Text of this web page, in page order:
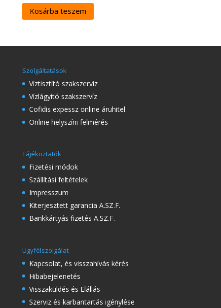
Kosárba teszem
Szolgáltatások
Víztisztító szakszervíz
Vízlágyító szakszervíz
Cofidis expessz online áruhitel
Online helyszíni felmérés
Tájékoztatók
Fizetési módok
Szállítási feltételek
Impresszum
Kiterjesztett garancia A.SZ.F.
Bankkártyás fizetés A.SZ.F.
Ügyfélszolgálat
Kapcsolat, és visszahívás kérés
Hibabejelenetés
Visszaküldés és Elállás
Szerviz és karbantartás igénylése